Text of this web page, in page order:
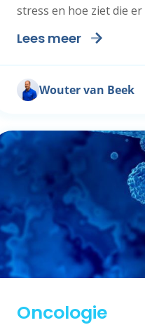
stress en hoe ziet die er
Lees meer
Wouter van Beek
Oncologie